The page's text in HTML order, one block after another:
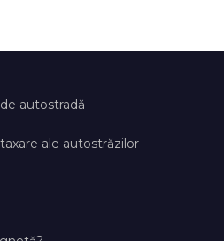
autostradă
ale autostrăzilor